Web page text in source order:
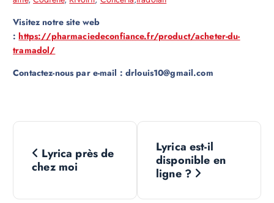
Visitez notre site web
:https://pharmaciedeconfiance.fr/product/acheter-du-
tramadol/
Contactez-nous par e-mail : drlouis10@gmail.com
N
v
Lyrica près de
chez moi
Lyrica est-il
disponible en
ligne ?